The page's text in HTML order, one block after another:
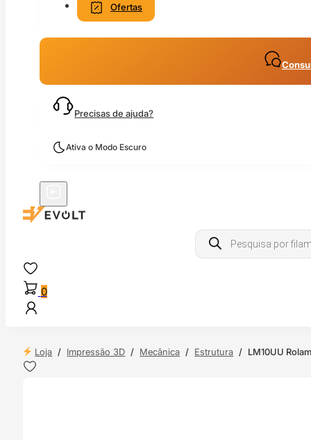
Ofertas
Precisas de ajuda?
Ativa o Modo Escuro
Products
search
0
Loja / Impressão 3D / Mecânica / Estrutura / LM10UU